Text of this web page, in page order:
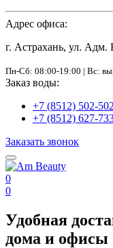
Адрес офиса:
г. Астрахань, ул.
Пн-Сб: 08:00-19:00 | Вс:
Заказ воды:
+7 (8512) 502-502
+7 (8512) 627-
Заказать звонок
0
0
Удобная
дома и офисы